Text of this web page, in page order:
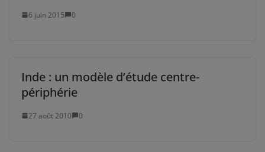
6 juin 2015 0
Inde : un modèle d’étude centre-
périphérie
27 août 2010 0